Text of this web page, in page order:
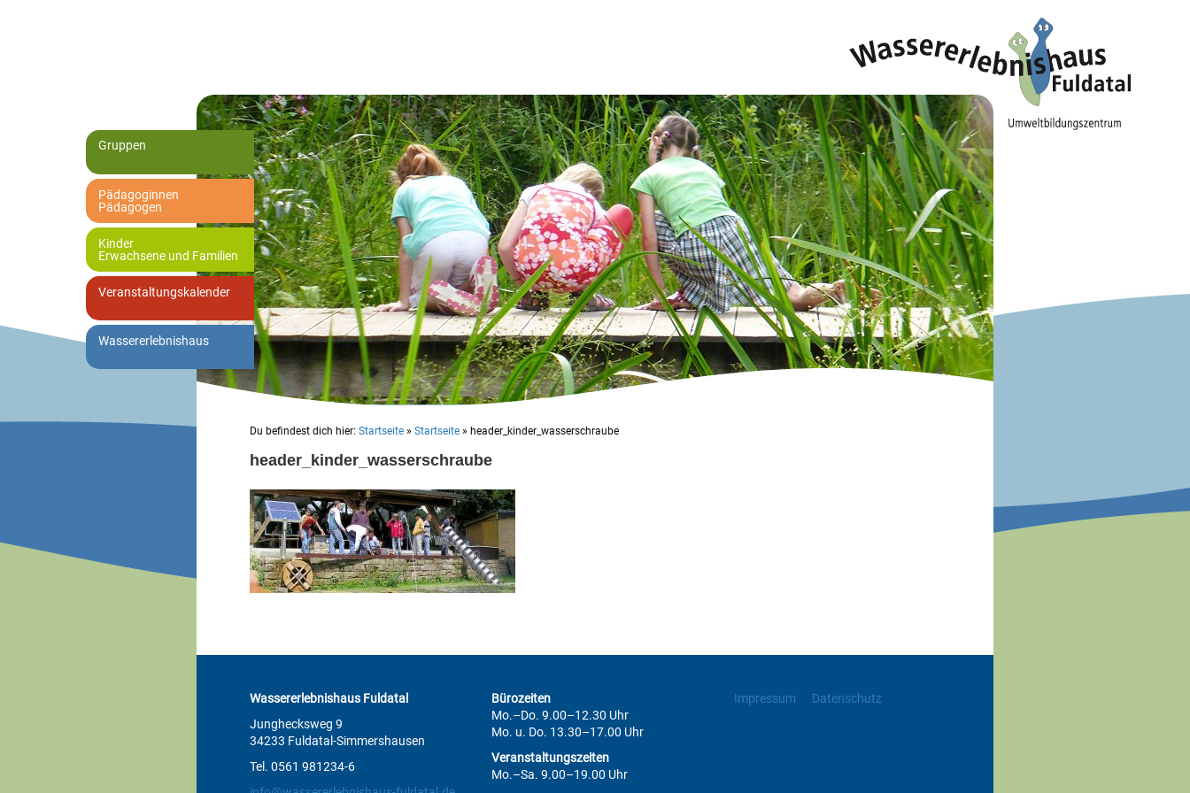
Gruppen
Pädagoginnen
Pädagogen
Kinder
Erwachsene und Familien
Veranstaltungskalender
Wassererlebnishaus
Du befindest dich hier: Startseite » Startseite » header_kinder_wasserschraube
header_kinder_wasserschraube
Wassererlebnishaus Fuldatal
Junghecksweg 9
34233 Fuldatal-Simmershausen
Tel. 0561 981234-6
Bürozeiten
Mo.–Do. 9.00–12.30 Uhr
Mo. u. Do. 13.30–17.00 Uhr
Veranstaltungszeiten
Mo.–Sa. 9.00–19.00 Uhr
Impressum Datenschutz